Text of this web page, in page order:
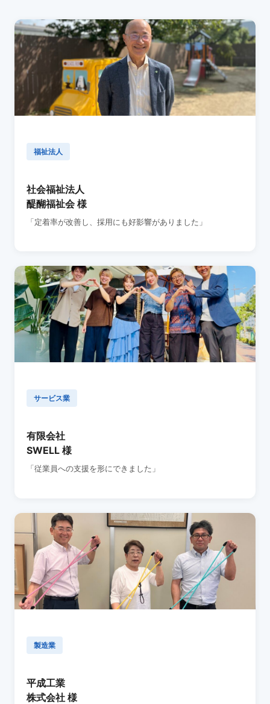
福祉法人
社会福祉法人
醍醐福祉会 様
「定着率が改善し、採用にも好影響がありました」
サービス業
有限会社
SWELL 様
「従業員への支援を形にできました」
製造業
平成工業
株式会社 様